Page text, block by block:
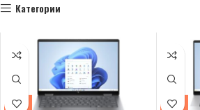
Категории